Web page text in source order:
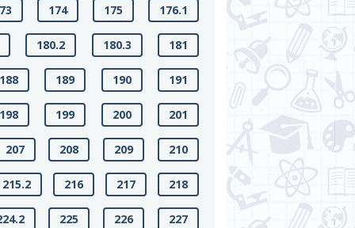
174 175 176.1
180.2 180.3 181
189 190 191
199 200 201
207 208 209 210
215.2 216 217 218
225 226 227